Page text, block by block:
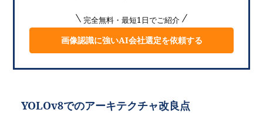
完全無料・最短1日でご紹介
画像認識に強いAI会社選定を依頼する
YOLOv8でのアーキテクチャ改良点